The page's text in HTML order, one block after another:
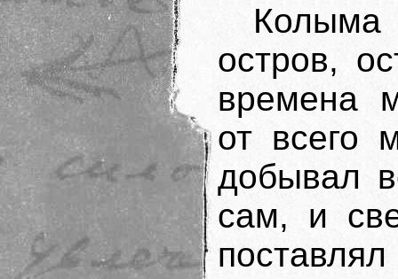
остров,
времена
от всего
добывал
сам, и